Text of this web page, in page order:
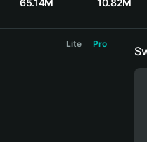
65.14M 10.82M
Lite Pro